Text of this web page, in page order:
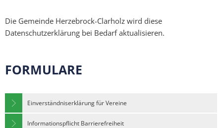
Die Gemeinde Herzebrock-Clarholz wird diese
Datenschutzerklärung bei Bedarf aktualisieren.
FORMULARE
Einverständniserklärung für Vereine
Informationspflicht Barrierefreiheit